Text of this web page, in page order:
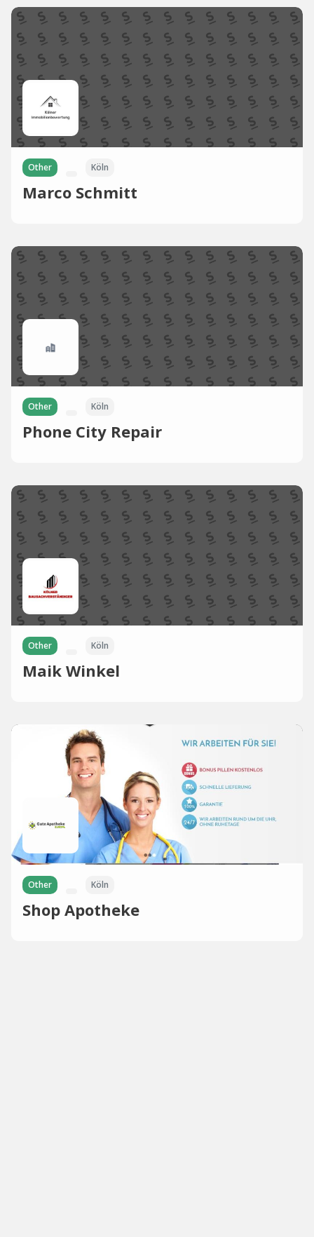
Other Köln
Marco Schmitt
Other Köln
Phone City Repair
Other Köln
Maik Winkel
Other Köln
Shop Apotheke